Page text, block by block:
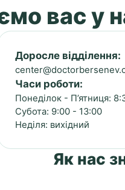
вас у
Доросле відділення:
Часи роботи:
Понеділок - П’ятниця:
Субота: 9:00 - 13:00
Неділя: вихідний
Як нас